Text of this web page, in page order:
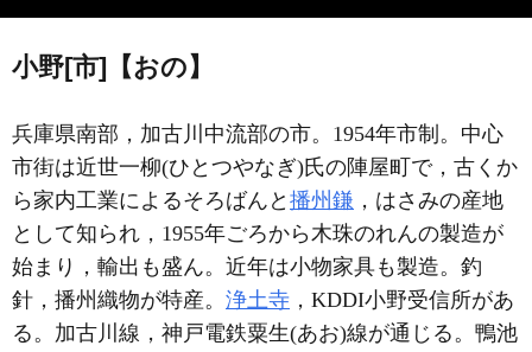
小野[市]【おの】
兵庫県南部，加古川中流部の市。1954年市制。中心
市街は近世一柳(ひとつやなぎ)氏の陣屋町で，古くか
ら家内工業によるそろばんと 播州鎌 ，はさみの産地
として知られ，1955年ごろから木珠のれんの製造が
始まり，輸出も盛ん。近年は小物家具も製造。釣
針，播州織物が特産。 浄土寺 ，KDDI小野受信所があ
る。加古川線，神戸電鉄粟生(あお)線が通じる。鴨池